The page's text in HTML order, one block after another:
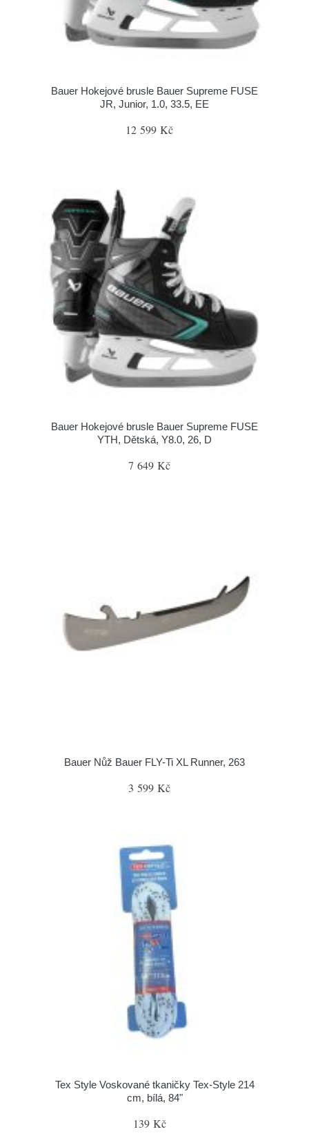
Bauer Hokejové brusle Bauer Supreme FUSE
JR, Junior, 1.0, 33.5, EE
12 599 Kč
Bauer Hokejové brusle Bauer Supreme FUSE
YTH, Dětská, Y8.0, 26, D
7 649 Kč
Bauer Nůž Bauer FLY-Ti XL Runner, 263
3 599 Kč
Tex Style Voskované tkaničky Tex-Style 214
cm, bílá, 84"
139 Kč